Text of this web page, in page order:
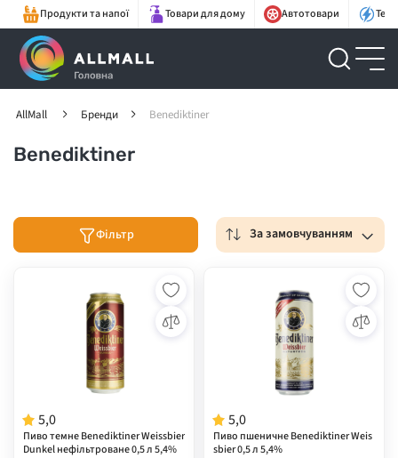
Продукти та напої Товари для дому Автотовари
AllMall Бренди Benediktiner
Benediktiner
Фільтр За замовчуванням
5,0
Пиво темне Benediktiner Weissbier
Dunkel нефільтроване 0,5 л 5,4%
5,0
Пиво пшеничне Benediktiner Weis
sbier 0,5 л 5,4%